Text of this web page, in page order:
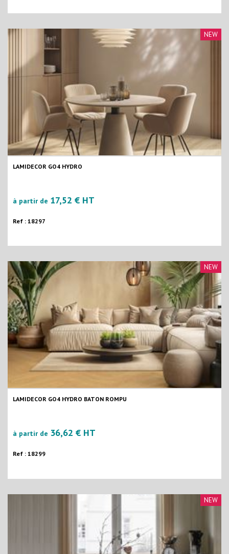
LAMIDECOR GO4 HYDRO
à partir de 17,52 € HT
NEW
Ref : 18297
LAMIDECOR GO4 HYDRO BATON ROMPU
à partir de 36,62 € HT
NEW
Ref : 18299
NEW